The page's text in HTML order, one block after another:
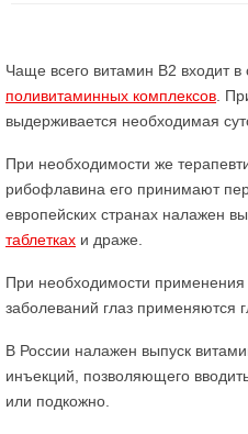
Чаще всего витамин В2 входит в
поливитаминных комплексов .
выдерживается необходимая
При необходимости же
рибофлавина его принимают
европейских странах налажен
таблетках и драже.
При необходимости
заболеваний глаз применяются
В России налажен выпуск
инъекций, позволяющего
или подкожно.